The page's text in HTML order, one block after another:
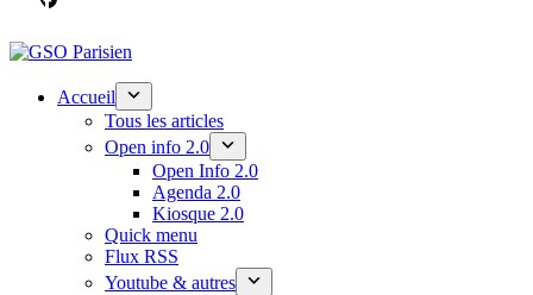
Accueil
Tous les articles
Open info 2.0
Open Info 2.0
Agenda 2.0
Kiosque 2.0
Quick menu
Flux RSS
Youtube & autres